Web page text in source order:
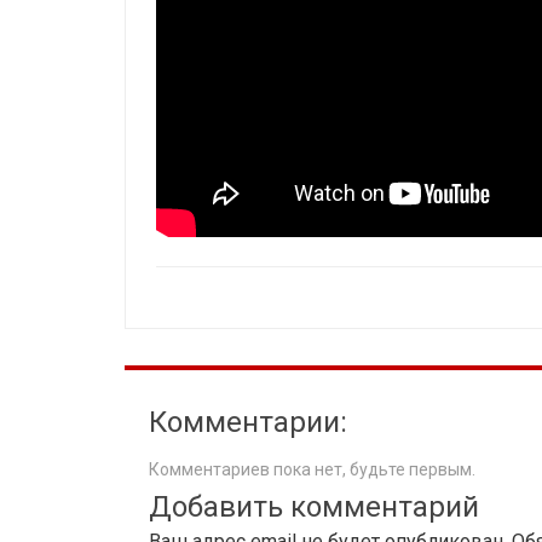
Комментарии:
Комментариев пока нет, будьте первым.
Добавить комментарий